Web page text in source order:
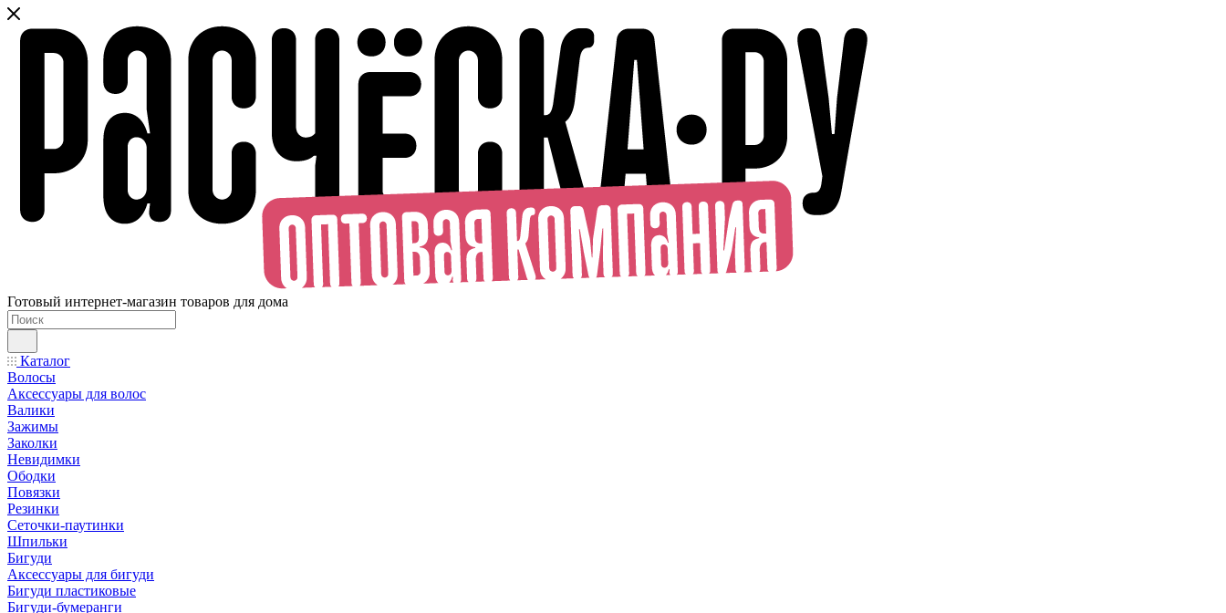
Готовый интернет-магазин товаров для дома
Каталог
Волосы
Аксессуары для волос
Валики
Зажимы
Заколки
Невидимки
Ободки
Повязки
Резинки
Сеточки-паутинки
Шпильки
Бигуди
Аксессуары для бигуди
Бигуди пластиковые
Бигуди-бумеранги